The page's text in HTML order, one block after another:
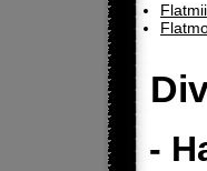
Flatmii
-